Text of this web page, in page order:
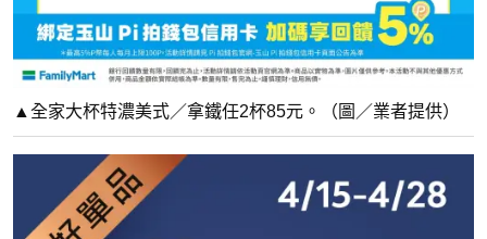
▲全家大杯特濃美式／拿鐵任2杯85元。（圖／業者提供）